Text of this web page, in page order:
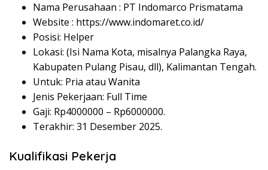
Nama Perusahaan : PT Indomarco Prismatama
Website : https://www.indomaret.co.id/
Posisi: Helper
Lokasi: (Isi Nama Kota, misalnya Palangka Raya,
Kabupaten Pulang Pisau, dll), Kalimantan Tengah.
Untuk: Pria atau Wanita
Jenis Pekerjaan: Full Time
Gaji: Rp4000000 – Rp6000000.
Terakhir: 31 Desember 2025.
Kualifikasi Pekerja